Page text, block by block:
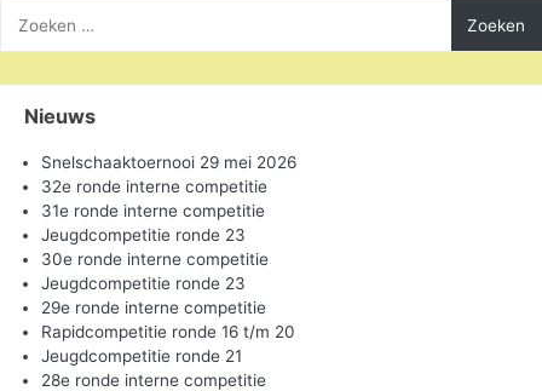
naar:
Nieuws
Snelschaaktoernooi 29 mei 2026
32e ronde interne competitie
31e ronde interne competitie
Jeugdcompetitie ronde 23
30e ronde interne competitie
Jeugdcompetitie ronde 23
29e ronde interne competitie
Rapidcompetitie ronde 16 t/m 20
Jeugdcompetitie ronde 21
28e ronde interne competitie